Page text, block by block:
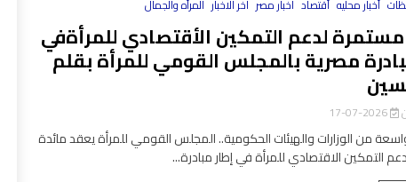
أخبار محليه أقتصاد اخبار مصر اخر الاخبار المرأه والجمال
لدعم التمكين الأقتصادي للمرأةفي
مصرية بالمجلس القومي للمرأة بقلم
2026-07-17
من الوزارات والهيئات الحكومية.. المجلس القومي للمرأة يعقد مائدة
التمكين الاقتصادي للمرأة في إطار مبادرة...